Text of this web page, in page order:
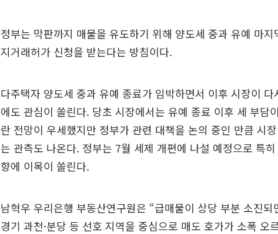
정부는 막판까지 매물을 유도하기 위해 양도세 중과 유예 마
지거래허가 신청을 받는다는 방침이다.
다주택자 양도세 중과 유예 종료가 임박하면서 이후 시장이
에도 관심이 쏠린다. 당초 시장에서는 유예 종료 이후 세 부담
란 전망이 우세했지만 정부가 관련 대책을 논의 중인 만큼 시
는 관측도 나온다. 정부는 7월 세제 개편에 나설 예정으로 특
향에 이목이 쏠린다.
남혁우 우리은행 부동산연구원은 “급매물이 상당 부분 소진
경기 과천·분당 등 선호 지역을 중심으로 매도 호가가 소폭 오